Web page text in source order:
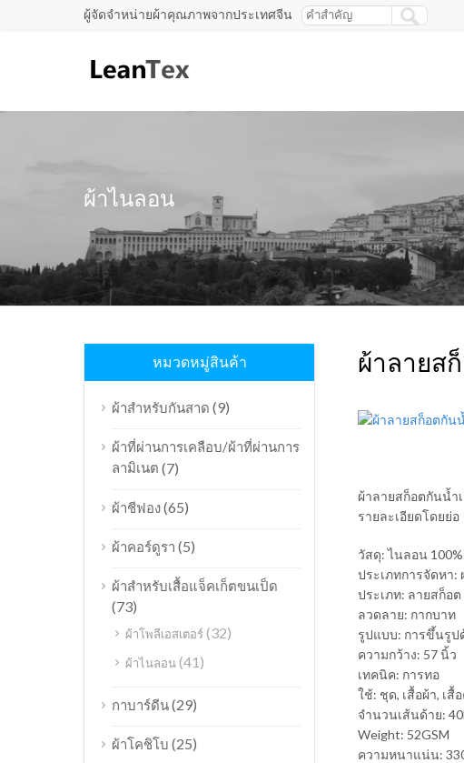
ผู้จัดจำหน่ายผ้าคุณภาพจากประเทศจีน
ผ้าไนลอน
ผ้าลายส
ผ้าลายสก็อตกันน้ำ
รายละเอียดโดยย่อ
วัสดุ: ไนลอน 100%
ประเภทการจัดหา:
ประเภท: ลายสก็อต
ลวดลาย: กากบาท
รูปแบบ: การขึ้นรูป
ความกว้าง: 57 นิ้ว
เทคนิค: การทอ
ใช้: ชุด, เสื้อผ้า, เสื้
จำนวนเส้นด้าย:
Weight: 52GSM
ความหนาแน่น:
หมวดหมู่สินค้า
ผ้าสำหรับกันสาด (9)
ผ้าที่ผ่านการเคลือบ/ผ้าที่ผ่านการ
ลามิเนต (7)
ผ้าชีฟอง(65)
ผ้าคอร์ดูรา (5)
ผ้าสำหรับเสื้อแจ็คเก็ตขนเป็ด
(73)
ผ้าโพลีเอสเตอร์(32)
ผ้าไนลอน(41)
กาบาร์ดีน(29)
ผ้าโคชิโบ (25)